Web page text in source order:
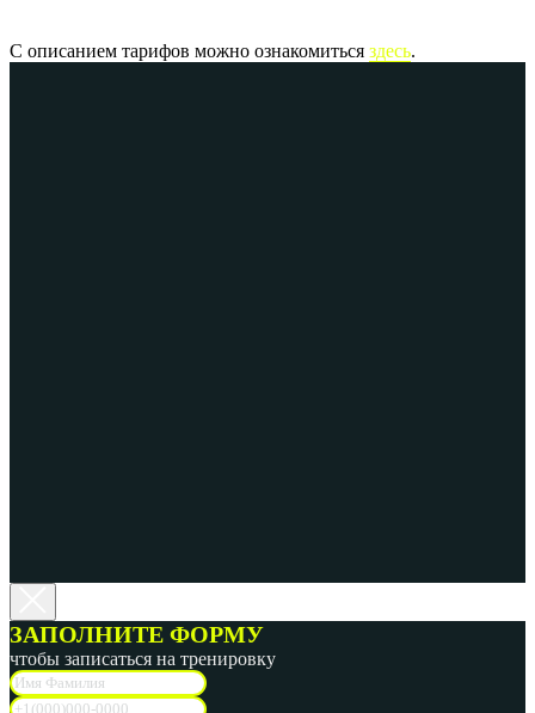
С описанием тарифов можно ознакомиться здесь.
ЗАПОЛНИТЕ ФОРМУ
чтобы записаться на тренировку